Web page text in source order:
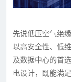
先说低压空气绝
以高安全性、低
及数据中心的首
电设计，既能满